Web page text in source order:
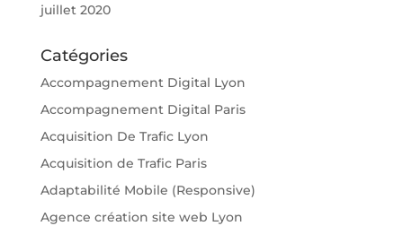
juillet 2020
Catégories
Accompagnement Digital Lyon
Accompagnement Digital Paris
Acquisition De Trafic Lyon
Acquisition de Trafic Paris
Adaptabilité Mobile (Responsive)
Agence création site web Lyon